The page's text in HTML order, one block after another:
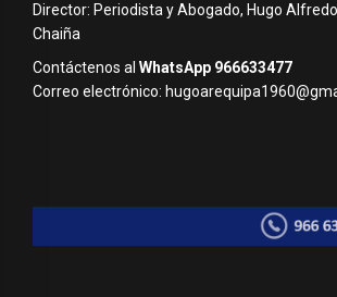
Director: Periodista y Abogado, Hugo
Chaiña
Contáctenos al WhatsApp 966633477
Correo electrónico: